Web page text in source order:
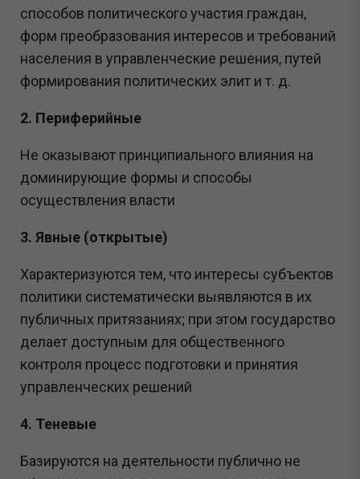
способов политического участия граждан,
форм преобразования интересов и требований
населения в управленческие решения, путей
формирования политических элит и т. д.
2. Периферийные
Не оказывают принципиального влияния на
доминирующие формы и способы
осуществления власти
3. Явные (открытые)
Характеризуются тем, что интересы субъектов
политики систематически выявляются в их
публичных притязаниях; при этом государство
делает доступным для общественного
контроля процесс подготовки и принятия
управленческих решений
4. Теневые
Базируются на деятельности публично не